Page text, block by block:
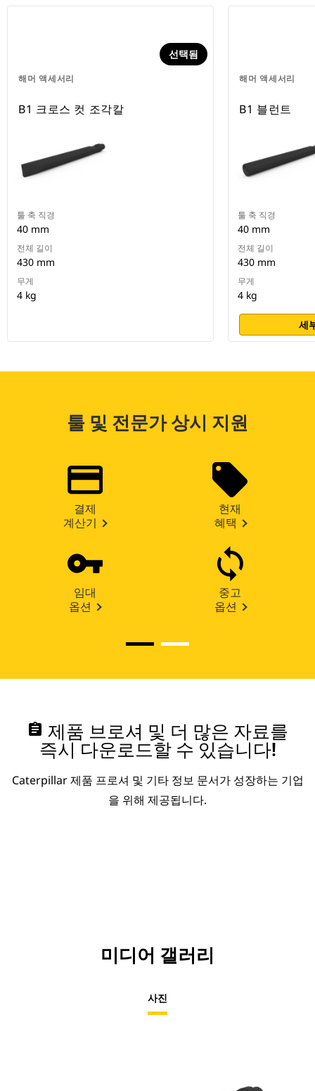
해머 액세서리
선택됨
B1 크로스 컷 조각칼
툴 축 직경
40 mm
전체 길이
430 mm
무게
4 kg
해머 액세서리
B1 블런트
툴 축 직경
40 mm
전체 길이
430 mm
무게
4 kg
세
툴 및 전문가 상시 지원
결제
계산기
현재
혜택
임대
옵션
중고
옵션
assignment 제품 브로셔 및 더 많은 자료를
즉시 다운로드할 수 있습니다!
Caterpillar 제품 프로셔 및 기타 정보 문서가 성장하는 기업
을 위해 제공됩니다.
미디어 갤러리
사진